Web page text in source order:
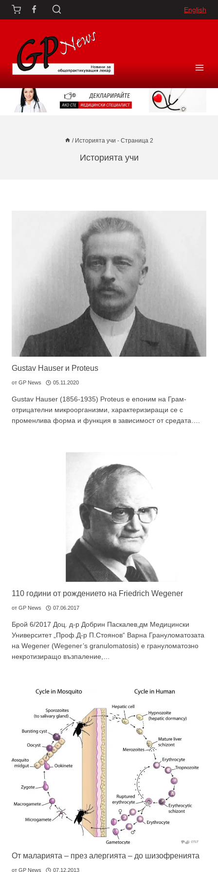
Към
съдържанието
English
/ Историята учи - Страница 2
Историята учи
Gustav Hauser и Proteus
от GP News 05.11.2020
Gustav Hauser (1856-1935) Proteus е епоним на Грам-
отрицателни микроорганизми, характеризиращи се с
променлива форма и функция в зависимост от средата….
110 години от рождението на Friedrich Wegener
от GP News 07.06.2017
Брой 6/2017 Доц. д-р Добрин Паскалев,дм Медицински
Университет „Проф.Д-р П.Стоянов“ Варна Грануломатозата
на Wegener (Wegener’s granulomatosis) е грануломатозно
некротизиращо възпаление,…
От маларията – през алергията – до шизофренията
от GP News 07.12.2013